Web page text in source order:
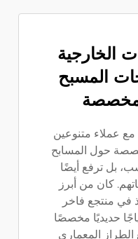
الخارجية
المسبح
مع عملاء متنوعين
حول المسابح
بل ترفع أيضًا
كان من أبرز
في منتجع فاخر
حديديًا مخصصًا
المعماري